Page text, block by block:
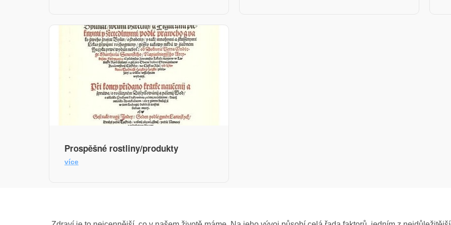
Prospěšné rostliny/produkty
více